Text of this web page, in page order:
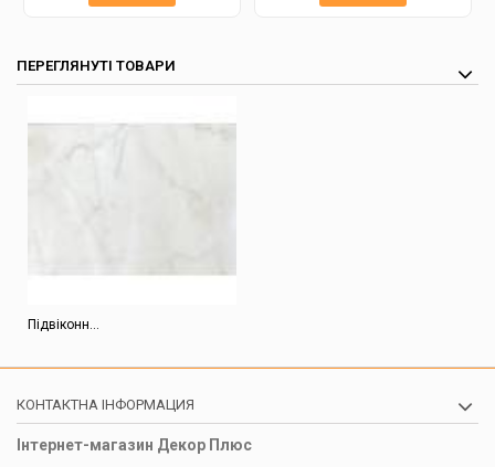
ПЕРЕГЛЯНУТІ ТОВАРИ
Підвіконн...
КОНТАКТНА ІНФОРМАЦИЯ
Інтернет-магазин Декор Плюс